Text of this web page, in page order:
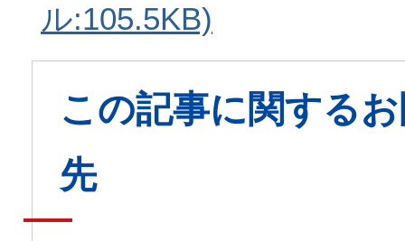
ル:105.5KB)
この記事に関する
先